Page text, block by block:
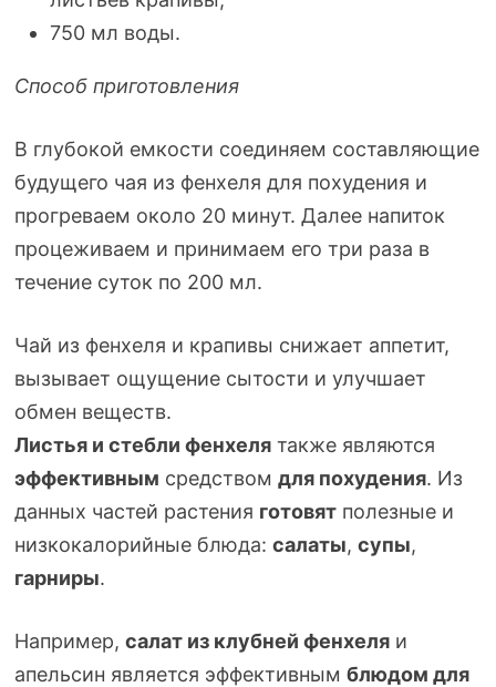
750 мл воды.
Способ приготовления
В глубокой емкости соединяем составляющие
будущего чая из фенхеля для похудения и
прогреваем около 20 минут. Далее напиток
процеживаем и принимаем его три раза в
течение суток по 200 мл.
Чай из фенхеля и крапивы снижает аппетит,
вызывает ощущение сытости и улучшает
обмен веществ.
Листья и стебли фенхелятакже являются
эффективным средством для похудения. Из
данных частей растения готовятполезные и
низкокалорийные блюда: салаты, супы,
гарниры.
Например, салат из клубней фенхеляи
апельсин является эффективным блюдом для